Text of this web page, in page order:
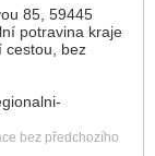
85, 59445
potravina kraje
cestou, bez
bez předchozího